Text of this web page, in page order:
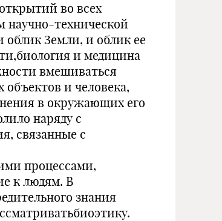
во всех
научно-технической
Земли, и облик ее
и медицина
вмешиваться
объектов и человека,
в окружающих его
наряду с
связанные с
процессами,
к людям. В
знания